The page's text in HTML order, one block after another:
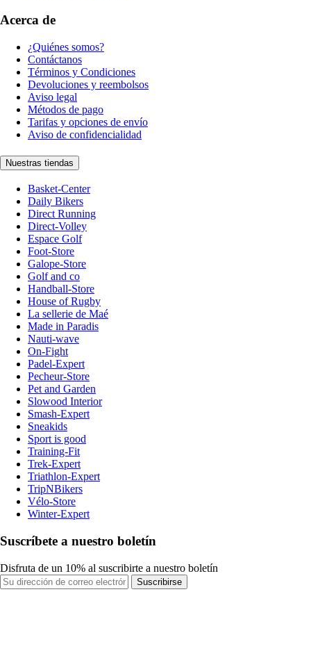
Acerca de
¿Quiénes somos?
Contáctanos
Términos y Condiciones
Devoluciones y reembolsos
Aviso legal
Métodos de pago
Tarifas y opciones de envío
Aviso de confidencialidad
Nuestras tiendas
Basket-Center
Daily Bikers
Direct Running
Direct-Volley
Espace Golf
Foot-Store
Galope-Store
Golf and co
Handball-Store
House of Rugby
La sellerie de Maé
Made in Paradis
Nauti-wave
On-Fight
Padel-Expert
Pecheur-Store
Pet and Garden
Slowood Interior
Smash-Expert
Sneakids
Sport is good
Training-Fit
Trek-Expert
Triathlon-Expert
TripNBikers
Vélo-Store
Winter-Expert
Suscríbete a nuestro boletín
Disfruta de un 10% al suscribirte a nuestro boletín
Suscribirse